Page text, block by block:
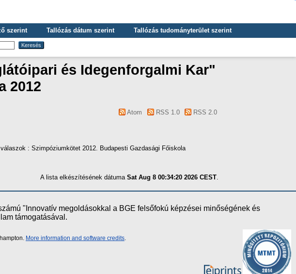
szerint Tallózás dátum szerint
Tallózás tudományterület szerint
és Idegenforgalmi Kar"
2012
Atom RSS 1.0 RSS 2.0
: Szimpóziumkötet 2012. Budapesti Gazdasági Főiskola
A lista elkészítésének dátuma Sat Aug 8 00:34:20 2026 CEST
"Innovatív megoldásokkal a BGE felsőfokú képzései minőségének és
támogatásával.
More information and software credits